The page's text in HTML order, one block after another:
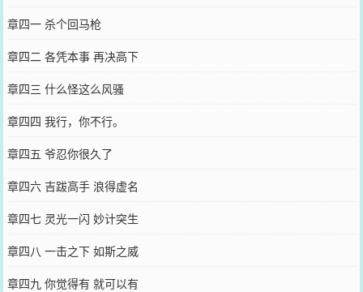
章四一 杀个回马枪
章四二 各凭本事 再决高下
章四三 什么怪这么风骚
章四四 我行，你不行。
章四五 爷忍你很久了
章四六 吉跋高手 浪得虚名
章四七 灵光一闪 妙计突生
章四八 一击之下 如斯之威
章四九 你觉得有 就可以有